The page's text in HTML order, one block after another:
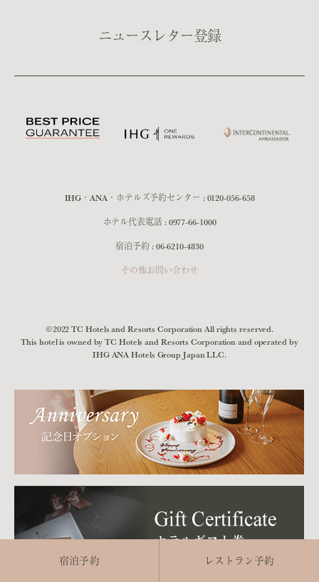
宿泊予約 レストラン予約
ニュースレター登録
IHG・ANA・ホテルズ予約センター :0120-056-658
ホテル代表電話 :0977-66-1000
宿泊予約 :06-6210-4830
その他お問い合わせ
©2022 TC Hotels and Resorts Corporation All rights reserved.
This hotel is owned by TC Hotels and Resorts Corporation and operated by
IHG ANA Hotels Group Japan LLC.